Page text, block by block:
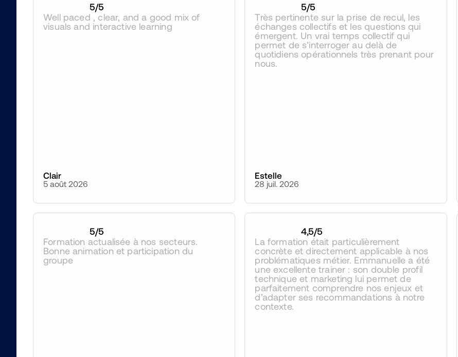
5/5
Well paced , clear, and a good mix of
visuals and interactive learning
Clair
5 août 2026
5/5
Très pertinente sur la prise de recul, les
échanges collectifs et les questions qui
émergent. Un vrai temps collectif qui
permet de s’interroger au delà de
quotidiens opérationnels très prenant pour
nous.
Estelle
28 juil. 2026
5/5
Formation actualisée à nos secteurs.
Bonne animation et participation du
groupe
4,5/5
La formation était particulièrement
concrète et directement applicable à nos
problématiques métier. Emmanuelle a été
une excellente trainer : son double profil
technique et marketing lui permet de
parfaitement comprendre nos enjeux et
d’adapter ses recommandations à notre
contexte.